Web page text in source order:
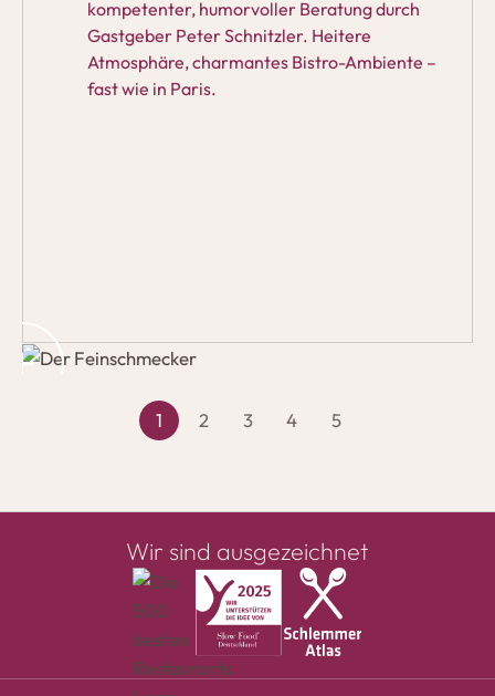
kompetenter, humorvoller Beratung durch
Gastgeber Peter Schnitzler. Heitere
Atmosphäre, charmantes Bistro-Ambiente –
fast wie in Paris.
1 2 3 4 5
Wir sind ausgezeichnet